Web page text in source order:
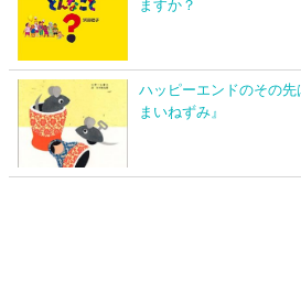
ますか？
ハッピーエンドのその
まいねずみ』